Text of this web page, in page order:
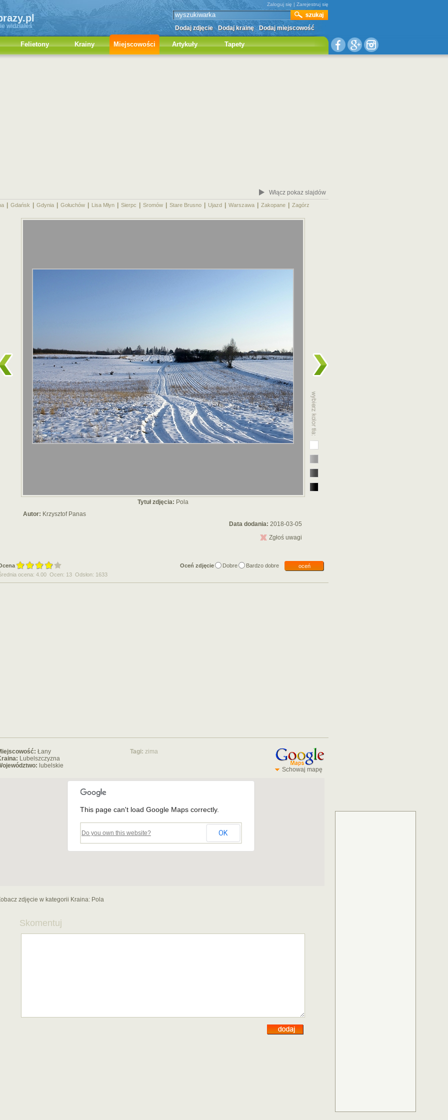
widziałeś
Zaloguj się | Zarejestruj się
Dodaj zdjęcie Dodaj krainę Dodaj miejscowość
Felietony Krainy Miejscowości Artykuły Tapety
Włącz pokaz slajdów
Gdańsk Gdynia Gołuchów Lisa Młyn Sierpc Sromów Stare Brusno Ujazd Warszawa Zakopane Zagórz
Tytuł zdjęcia: Pola
Autor: Krzysztof Panas
Data dodania: 2018-03-05
Zgłoś uwagi
Oceń zdjęcie Dobre Bardzo dobre
oceń
ocena: 4.00 Ocen: 13 Odsłon: 1633
Łany
Lubelszczyzna
lubelskie
Tagi: zima
Schowaj mapę
This page can't load Google Maps correctly.
Do you own this website? OK
zdjęcie w kategorii Kraina: Pola
Skomentuj